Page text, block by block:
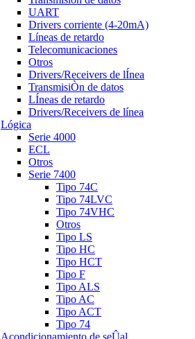
UART
Drivers corriente (4-20mA)
Líneas de retardo
Telecomunicaciones
Otros
Drivers/Receivers de lÍnea
TransmisiÒn de datos
LÍneas de retardo
Drivers/Receivers de línea
Lógica
Serie 4000
ECL
Otros
Serie 7400
Tipo 74C
Tipo 74LVC
Tipo 74VHC
Otros
Tipo LS
Tipo HC
Tipo HCT
Tipo F
Tipo ALS
Tipo AC
Tipo ACT
Tipo 74
Acondicionamiento de seÛal